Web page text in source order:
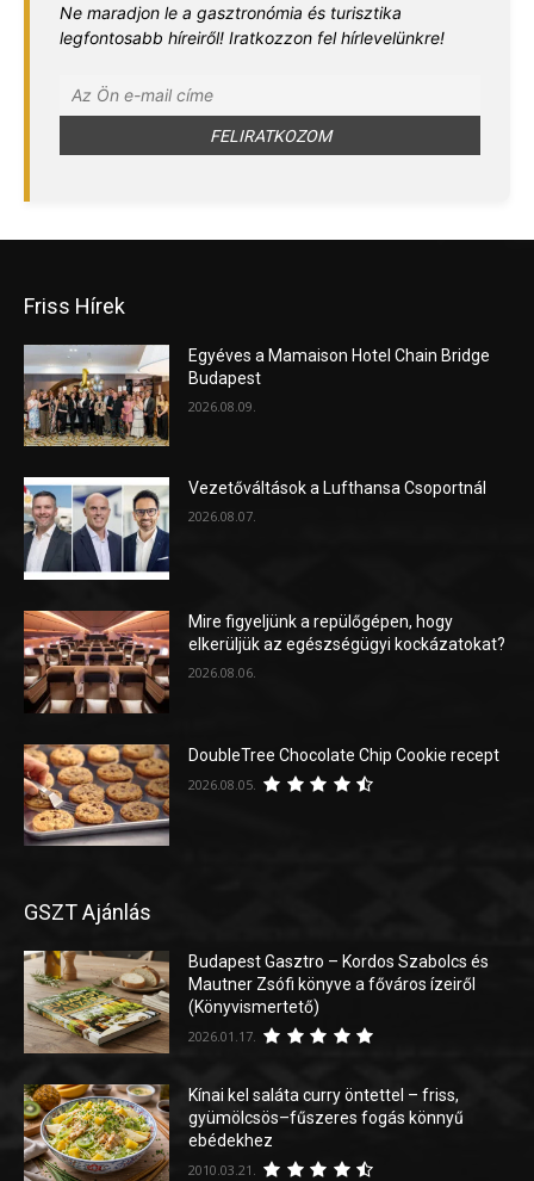
Ne maradjon le a gasztronómia és turisztika
legfontosabb híreiről! Iratkozzon fel hírlevelünkre!
Friss Hírek
Egyéves a Mamaison Hotel Chain Bridge
Budapest
2026.08.09.
Vezetőváltások a Lufthansa Csoportnál
2026.08.07.
Mire figyeljünk a repülőgépen, hogy
elkerüljük az egészségügyi kockázatokat?
2026.08.06.
DoubleTree Chocolate Chip Cookie recept
2026.08.05.
GSZT Ajánlás
Budapest Gasztro – Kordos Szabolcs és
Mautner Zsófi könyve a főváros ízeiről
(Könyvismertető)
2026.01.17.
Kínai kel saláta curry öntettel – friss,
gyümölcsös–fűszeres fogás könnyű
ebédekhez
2010.03.21.